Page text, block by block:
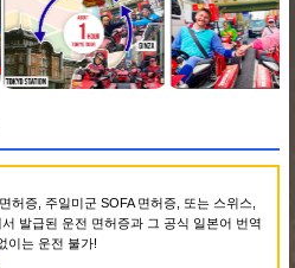
허증, 주일미군 SOFA 면허증, 또는 스위스,
발급된 운전 면허증과 그 공식 일본어 번역
이는 운전 불가!